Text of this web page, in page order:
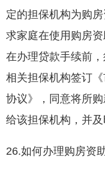
定的担保机构为购
求家庭在使用购房
在办理贷款手续前
相关担保机构签订
协议》，同意将所
给该担保机构，并及
26.如何办理购房资